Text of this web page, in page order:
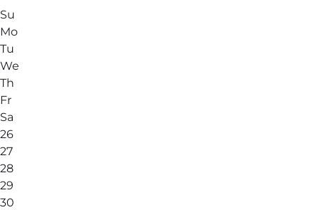
Su
Mo
Tu
We
Th
Fr
Sa
26
27
28
29
30